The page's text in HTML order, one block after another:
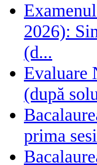
2026):
(d...
Evaluare
(după
prima